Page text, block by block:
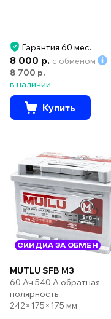
Гарантия 60 мес.
8 000 р. с обменом
8 700 р.
в наличии
Купить
СКИДКА ЗА ОБМЕН
MUTLU SFB M3
60 Ач 540 А обратная
полярность
242×175×175 мм